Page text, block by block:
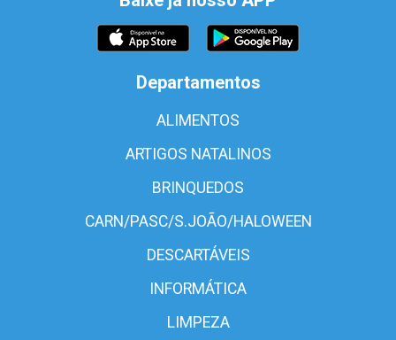
Departamentos
ALIMENTOS
ARTIGOS NATALINOS
BRINQUEDOS
CARN/PASC/S.JOÃO/HALOWEEN
DESCARTÁVEIS
INFORMÁTICA
LIMPEZA